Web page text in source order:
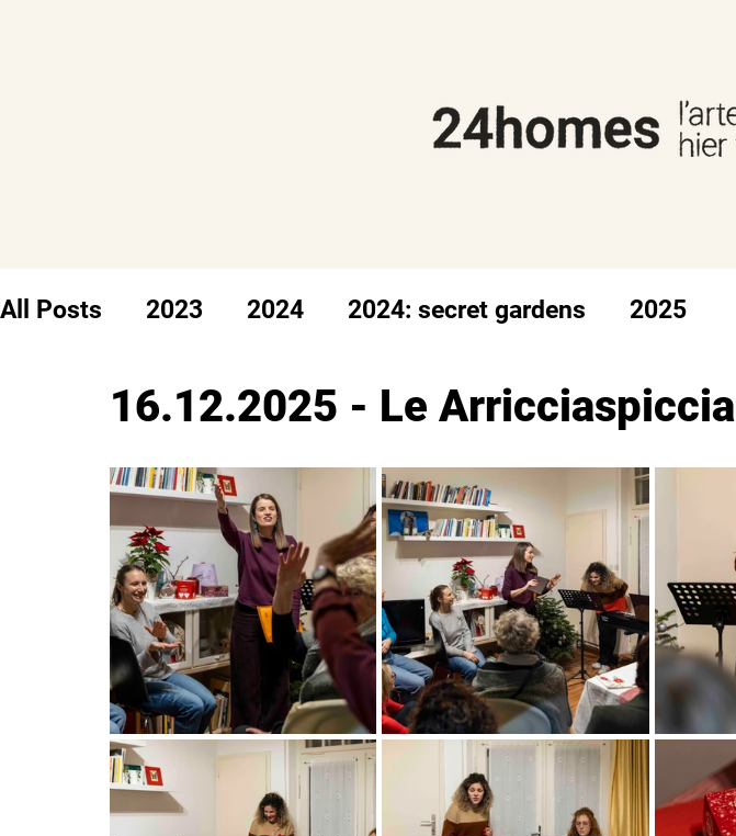
All Posts 2023 2024 2024: secret gardens 2025
16.12.2025 - Le Arricciaspiccia